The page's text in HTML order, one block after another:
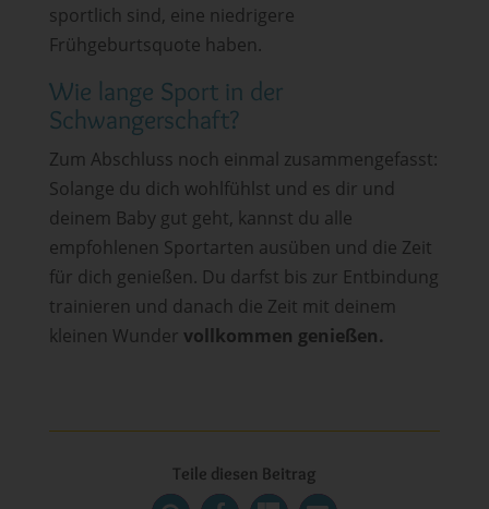
sportlich sind, eine niedrigere
Frühgeburtsquote haben.
Wie lange Sport in der
Schwangerschaft?
Zum Abschluss noch einmal zusammengefasst:
Solange du dich wohlfühlst und es dir und
deinem Baby gut geht, kannst du alle
empfohlenen Sportarten ausüben und die Zeit
für dich genießen. Du darfst bis zur Entbindung
trainieren und danach die Zeit mit deinem
kleinen Wunder vollkommen genießen.
Teile diesen Beitrag